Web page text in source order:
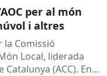
per al món
i altres
la Comissió
Local, liderada
(ACC). En